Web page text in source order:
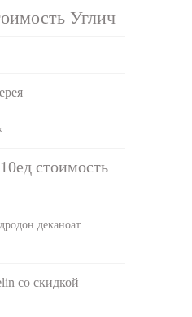
Углич
стоимость
деканоат
со скидкой